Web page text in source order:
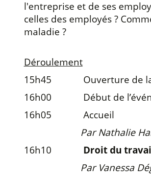
l'entreprise et de ses
celles des employés ?
maladie ?
Déroulement
15h45 Ouverture de la
16h00 Début de
16h05 Accueil
Par Nathalie Hardyn,
16h10 Droit du
Par Vanessa Déglise,